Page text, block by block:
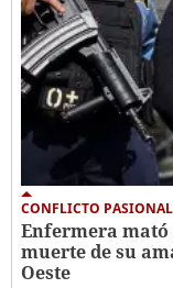
CONFLICTO PASIONAL
Enfermera mató
muerte de su
Oeste